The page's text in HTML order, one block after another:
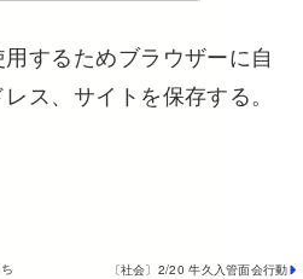
するためブラウザーに自
ス、サイトを保存する。
〔社会〕2/20 牛久入管面会行動